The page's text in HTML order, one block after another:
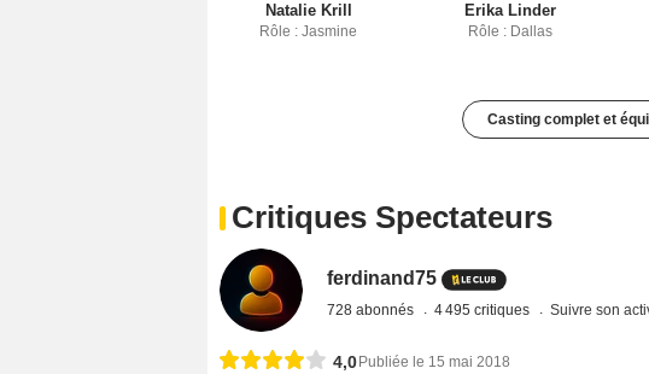
Natalie Krill
Rôle : Jasmine
Erika Linder
Rôle : Dallas
Casting complet et
Critiques Spectateurs
ferdinand75
728 abonnés 4 495 critiques Suivre son
4,0 Publiée le 15 mai 2018